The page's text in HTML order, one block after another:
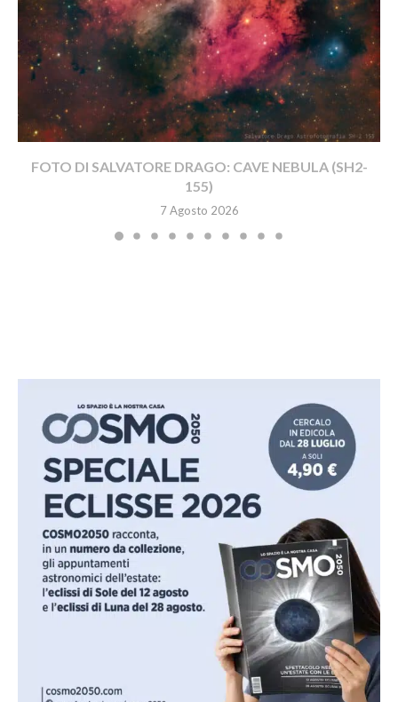
FOTO DI SALVATORE DRAGO: CAVE NEBULA (SH2-
155)
7 Agosto 2026